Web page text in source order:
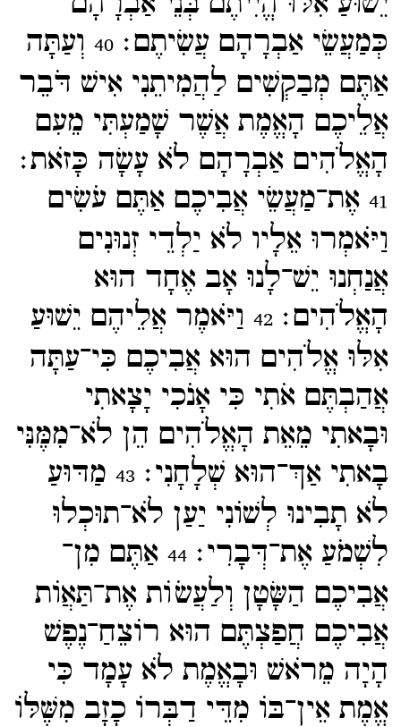
כְּמַעֲשֵׂי אַבְרָהָם עֲשִׂיתֶם׃40 וְעַתָּה
אַתֶּם מְבַקְשִׁים לַהֲמִיתֵנִי אִישׁ דֹּבֵר
אֲלֵיכֶם הָאֱמֶת אֲשֶׁר שָׁמַעְתִּי מֵעִם
הָאֱלֹהִים אַבְרָהָם לֹא עָשָׂה כָּזֹאת׃
41 אֶת־​מַעֲשֵׂי אֲבִיכֶם אַתֶּם עֹשִׂים
וַיֹּאמְרוּ אֵלָיו לֹא יַלְדֵי זְנוּנִים
אֲנַחְנוּ יֵשׁ־​לָנוּ אָב אֶחָד הוּא
הָאֱלֹהִים׃42 וַיֹּאמֶר אֲלֵיהֶם יֵשׁוּעַ
אִלּוּ אֱלֹהִים הוּא אֲבִיכֶם כִּי־​עַתָּה
אֲהַבְתֶּם אֹתִי כִּי אָנֹכִי יָצָאתִי
וּבָאתִי מֵאֵת הָאֱלֹהִים הֵן לֹא־​מִמֶּנִּי
בָאתִי אַךְ־​הוּא שְׁלָחָנִי׃43 מַדּוּעַ
לֹא תָבִינוּ לְשׁוֹנִי יַעַן לֹא־​תוּכְלוּ
לִשְׁמֹעַ אֶת־​דְּבָרִי׃44 אַתֶּם מִן־​
אֲבִיכֶם הַשָּׂטָן וְלַעֲשֹוֹת אֶת־​תַּאֲוֹת
אֲבִיכֶם חֲפַצְתֶּם הוּא רוֹצֵחַ־​נֶפֶשׁ
הָיָה מֵרֹאשׁ וּבָאֱמֶת לֹא עָמָד כִּי
אֱמֶת אֵין־​בּוֹ מִדֵּי דַבְּרוֹ כָזָב מִשֶּׁלּוֹ